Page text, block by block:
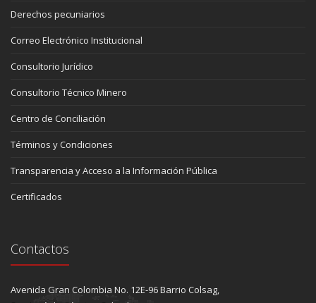
Derechos pecuniarios
Correo Electrónico Institucional
Consultorio Jurídico
Consultorio Técnico Minero
Centro de Conciliación
Términos y Condiciones
Transparencia y Acceso a la Información Pública
Certificados
Contactos
Avenida Gran Colombia No. 12E-96 Barrio Colsag,